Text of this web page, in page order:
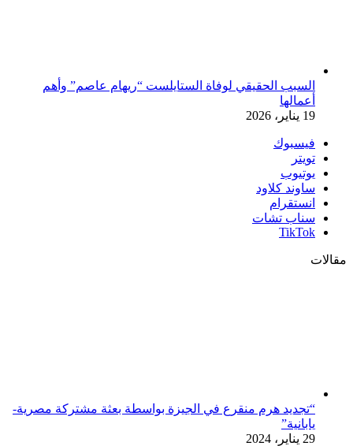
السبب الحقيقي لوفاة الستايلست “ريهام عاصم” وأهم
أعمالها
19 يناير، 2026
فيسبوك
تويتر
يوتيوب
ساوند كلاود
انستقرام
سناب تشات
‫TikTok
مقالات
“تجديد هرم منقرع في الجيزة بواسطة بعثة مشتركة مصرية-
يابانية”
29 يناير، 2024